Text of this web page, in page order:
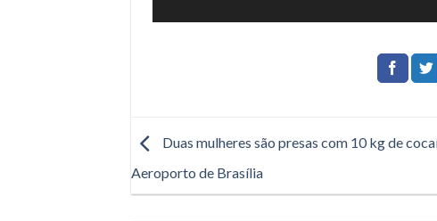
Duas mulheres são presas com 10 kg de
Aeroporto de Brasília